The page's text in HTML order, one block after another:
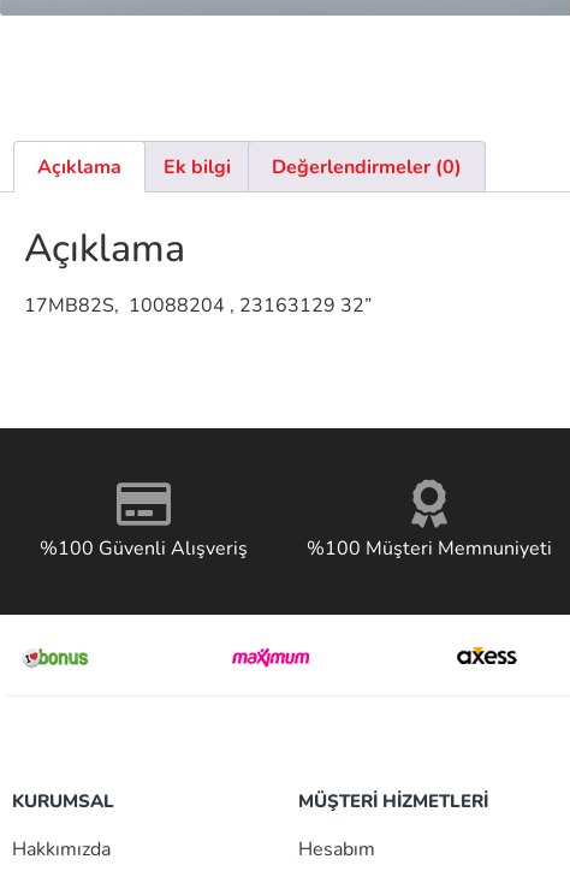
Açıklama Ek bilgi Değerlendirmeler (0)
Açıklama
17MB82S, 10088204 , 23163129 32”
%100 Güvenli Alışveriş %100 Müşteri Memnuniyeti
KURUMSAL
Hakkımızda
MÜŞTERİ HİZMETLERİ
Hesabım